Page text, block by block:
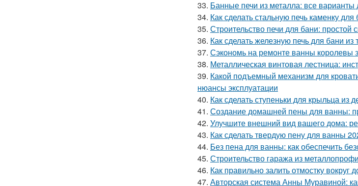
33. Банные печи из металла: все
34. Как сделать стальную печь каменку
35. Строительство печи для бани: простой
36. Как сделать железную печь для бани
37. Сэкономь на ремонте ванны королевы
38. Металлическая винтовая лестница:
39. Какой подъемный механизм для
нюансы эксплуатации
40. Как сделать ступеньки для крыльца
41. Создание домашней пены для ванны:
42. Улучшите внешний вид вашего дома:
43. Как сделать твердую пену для ванны
44. Без пена для ванны: как обеспечить
45. Строительство гаража из
46. Как правильно залить отмостку вокруг
47. Авторская система Анны Муравиной: